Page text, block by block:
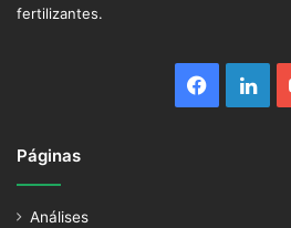
fertilizantes.
Páginas
Análises